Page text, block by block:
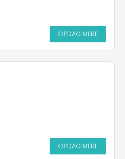
OPDAG MERE
OPDAG MERE